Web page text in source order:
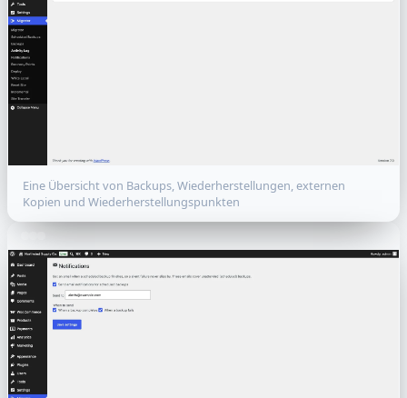
Eine Übersicht von Backups, Wiederherstellungen, externen
Kopien und Wiederherstellungspunkten